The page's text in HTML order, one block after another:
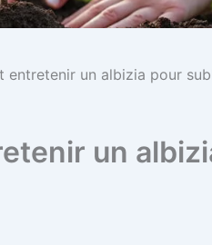
entretenir un albizia pour
un